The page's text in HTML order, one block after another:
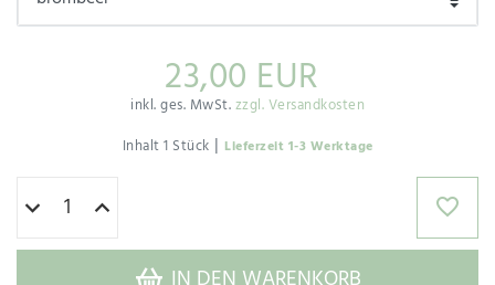
23,00 EUR
inkl. ges. MwSt.zzgl. Versandkosten
Inhalt1 Stück | Lieferzeit 1-3 Werktage